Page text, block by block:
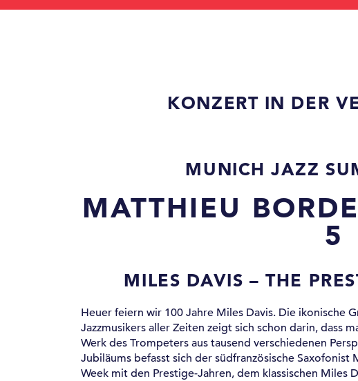
KONZERT IN DER
MUNICH JAZZ
MATTHIEU
5
MILES DAVIS – THE
Heuer feiern wir 100 Jahre Miles Davis. Die ikonische
Jazzmusikers aller Zeiten zeigt sich schon darin, dass
Werk des Trompeters aus tausend verschiedenen
Jubiläums befasst sich der südfranzösische Saxofonist
Week mit den Prestige-Jahren, dem klassischen Miles